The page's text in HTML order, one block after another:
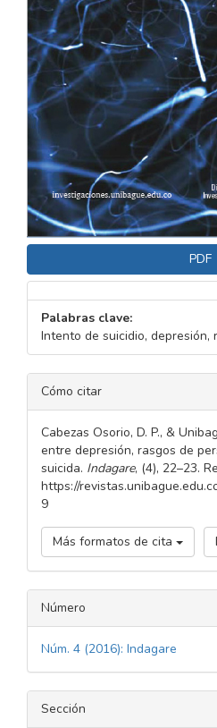
PDF
Palabras clave:
Intento de suicidio, depresión,
DETALLES
DEL
ARTÍCULO
Cómo citar
Cabezas Osorio, D. P., &
entre depresión, rasgos de
suicida. Indagare, (4), 22–23.
https://
9
Más formatos de cita
Número
Núm. 4 (2016): Indagare
Sección